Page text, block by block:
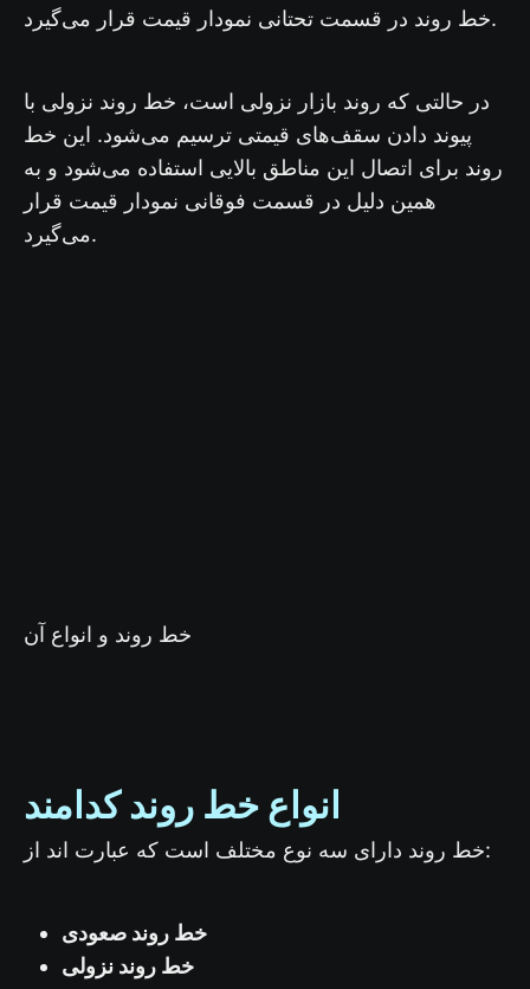
خط روند در قسمت تحتانی نمودار قیمت قرار می‌گیرد.
در حالتی که روند بازار نزولی است، خط روند نزولی با
پیوند دادن سقف‌های قیمتی ترسیم می‌شود. این خط
روند برای اتصال این مناطق بالایی استفاده می‌شود و به
همین دلیل در قسمت فوقانی نمودار قیمت قرار
می‌گیرد.
خط روند و انواع آن
انواع خط روند کدامند
خط روند دارای سه نوع مختلف است که عبارت اند از:
خط روند صعودی
خط روند نزولی